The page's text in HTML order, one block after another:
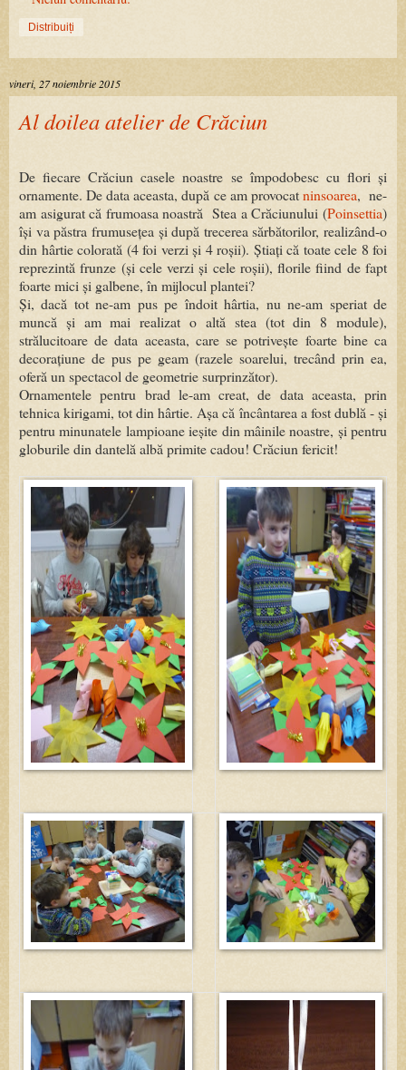
Distribuiți
vineri, 27 noiembrie 2015
Al doilea atelier de Crăciun
De fiecare Crăciun casele noastre se împodobesc cu flori și
ornamente. De data aceasta, după ce am provocatninsoarea, ne-
am asigurat că frumoasa noastră Stea a Crăciunului (Poinsettia)
își va păstra frumusețea și după trecerea sărbătorilor, realizând-o
din hârtie colorată (4 foi verzi și 4 roșii). Știați că toate cele 8 foi
reprezintă frunze (și cele verzi și cele roșii), florile fiind de fapt
foarte mici și galbene, în mijlocul plantei?
Și, dacă tot ne-am pus pe îndoit hârtia, nu ne-am speriat de
muncă și am mai realizat o altă stea (tot din 8 module),
strălucitoare de data aceasta, care se potrivește foarte bine ca
decorațiune de pus pe geam (razele soarelui, trecând prin ea,
oferă un spectacol de geometrie surprinzător).
Ornamentele pentru brad le-am creat, de data aceasta, prin
tehnica kirigami, tot din hârtie. Așa că încântarea a fost dublă - și
pentru minunatele lampioane ieșite din mâinile noastre, și pentru
globurile din dantelă albă primite cadou! Crăciun fericit!